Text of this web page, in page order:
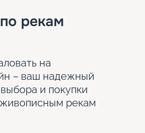
рекам
на
– ваш надежный
и покупки
рекам